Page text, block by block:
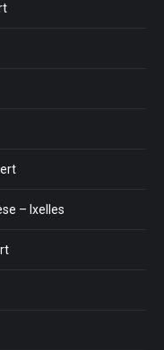
– Ixelles